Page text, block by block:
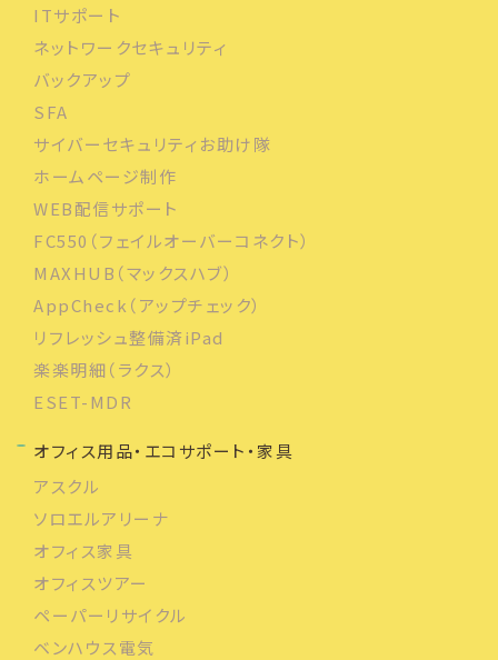
ITサポート
ネットワークセキュリティ
バックアップ
SFA
サイバーセキュリティお助け隊
ホームページ制作
WEB配信サポート
FC550（フェイルオーバーコネクト）
MAXHUB（マックスハブ）
AppCheck（アップチェック）
リフレッシュ整備済iPad
楽楽明細（ラクス）
ESET-MDR
オフィス用品・エコサポート・家具
アスクル
ソロエルアリーナ
オフィス家具
オフィスツアー
ペーパーリサイクル
ベンハウス電気